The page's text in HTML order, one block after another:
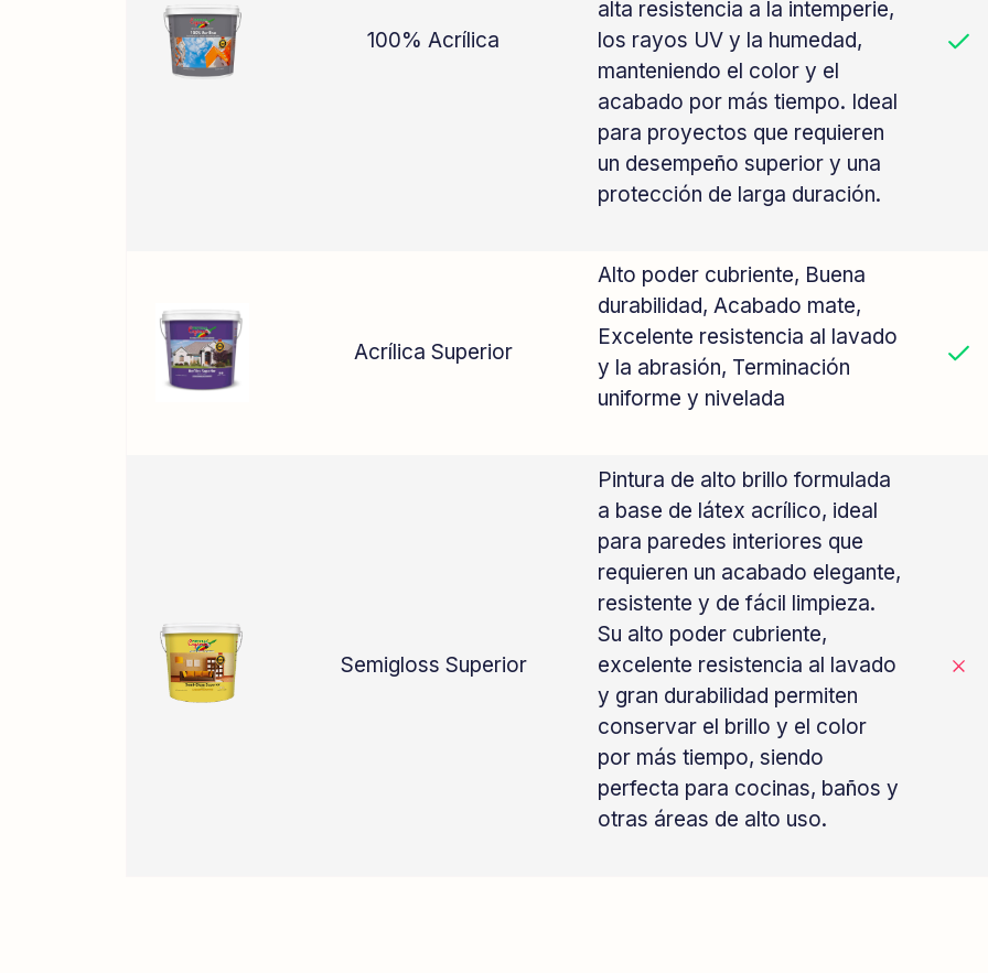
100% Acrílica
alta resistencia a la intemperie,
los rayos UV y la humedad,
manteniendo el color y el
acabado por más tiempo. Ideal
para proyectos que requieren
un desempeño superior y una
protección de larga duración.
Acrílica Superior
Alto poder cubriente, Buena
durabilidad, Acabado mate,
Excelente resistencia al lavado
y la abrasión, Terminación
uniforme y nivelada
Semigloss Superior
Pintura de alto brillo formulada
a base de látex acrílico, ideal
para paredes interiores que
requieren un acabado elegante,
resistente y de fácil limpieza.
Su alto poder cubriente,
excelente resistencia al lavado
y gran durabilidad permiten
conservar el brillo y el color
por más tiempo, siendo
perfecta para cocinas, baños y
otras áreas de alto uso.